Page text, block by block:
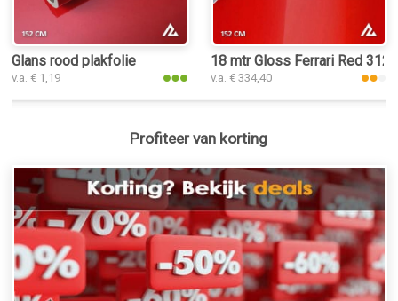
Glans rood plakfolie
v.a. € 1,19
18 mtr Gloss Ferrari Red
v.a. € 334,40
Profiteer van korting